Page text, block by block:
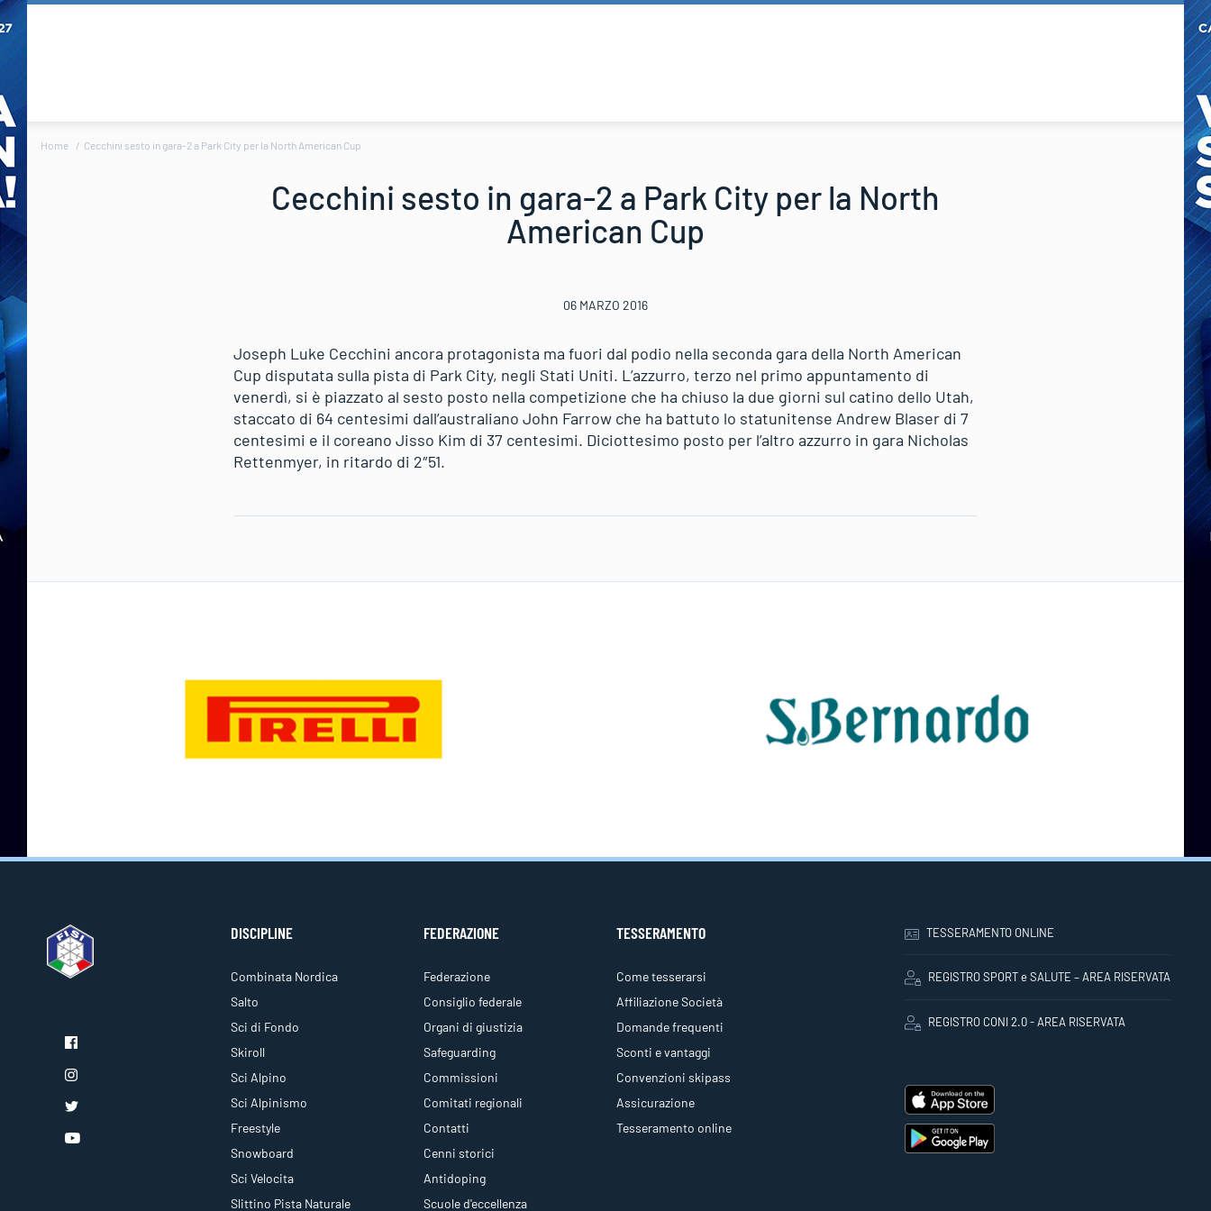
Home Cecchini sesto in gara-2 a Park City per la North American Cup
Cecchini sesto in gara-2 a Park City per la North
American Cup
06 MARZO 2016
Joseph Luke Cecchini ancora protagonista ma fuori dal podio nella seconda gara della North American
Cup disputata sulla pista di Park City, negli Stati Uniti. L’azzurro, terzo nel primo appuntamento di
venerdì, si è piazzato al sesto posto nella competizione che ha chiuso la due giorni sul catino dello Utah,
staccato di 64 centesimi dall’australiano John Farrow che ha battuto lo statunitense Andrew Blaser di 7
centesimi e il coreano Jisso Kim di 37 centesimi. Diciottesimo posto per l’altro azzurro in gara Nicholas
Rettenmyer, in ritardo di 2″51.
DISCIPLINE
Combinata Nordica
Salto
Sci di Fondo
Skiroll
Sci Alpino
Sci Alpinismo
Freestyle
Snowboard
Sci Velocita
Slittino Pista Naturale
FEDERAZIONE
Federazione
Consiglio federale
Organi di giustizia
Safeguarding
Commissioni
Comitati regionali
Contatti
Cenni storici
Antidoping
Scuole d'eccellenza
TESSERAMENTO
Come tesserarsi
Affiliazione Società
Domande frequenti
Sconti e vantaggi
Convenzioni skipass
Assicurazione
Tesseramento online
TESSERAMENTO ONLINE
REGISTRO SPORT e SALUTE – AREA RISERVATA
REGISTRO CONI 2.0 - AREA RISERVATA